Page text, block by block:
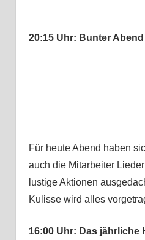
20:15 Uhr: Bunter Abend
Für heute Abend haben
auch die Mitarbeiter
lustige Aktionen
Kulisse wird alles
16:00 Uhr: Das jährliche